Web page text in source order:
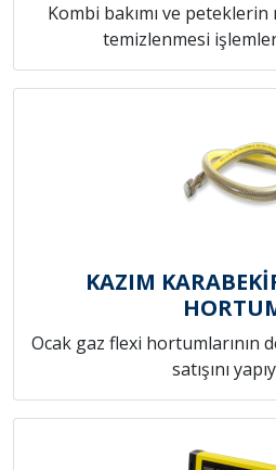
Kombi bakımı ve peteklerin
temizlenmesi
KAZIM
Ocak gaz flexi hortumlarının
satışını